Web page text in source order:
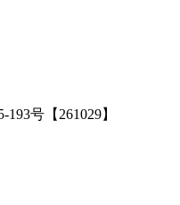
号【261029】